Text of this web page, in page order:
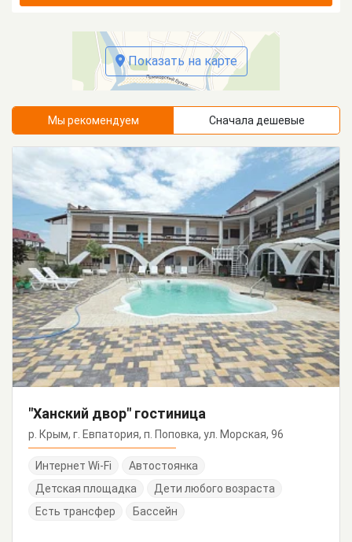
Показать на карте
Мы рекомендуем Сначала дешевые
"Ханский двор" гостиница
р. Крым, г. Евпатория, п. Поповка, ул. Морская, 96
Интернет Wi-Fi
Автостоянка
Детская площадка
Дети любого возраста
Есть трансфер
Бассейн